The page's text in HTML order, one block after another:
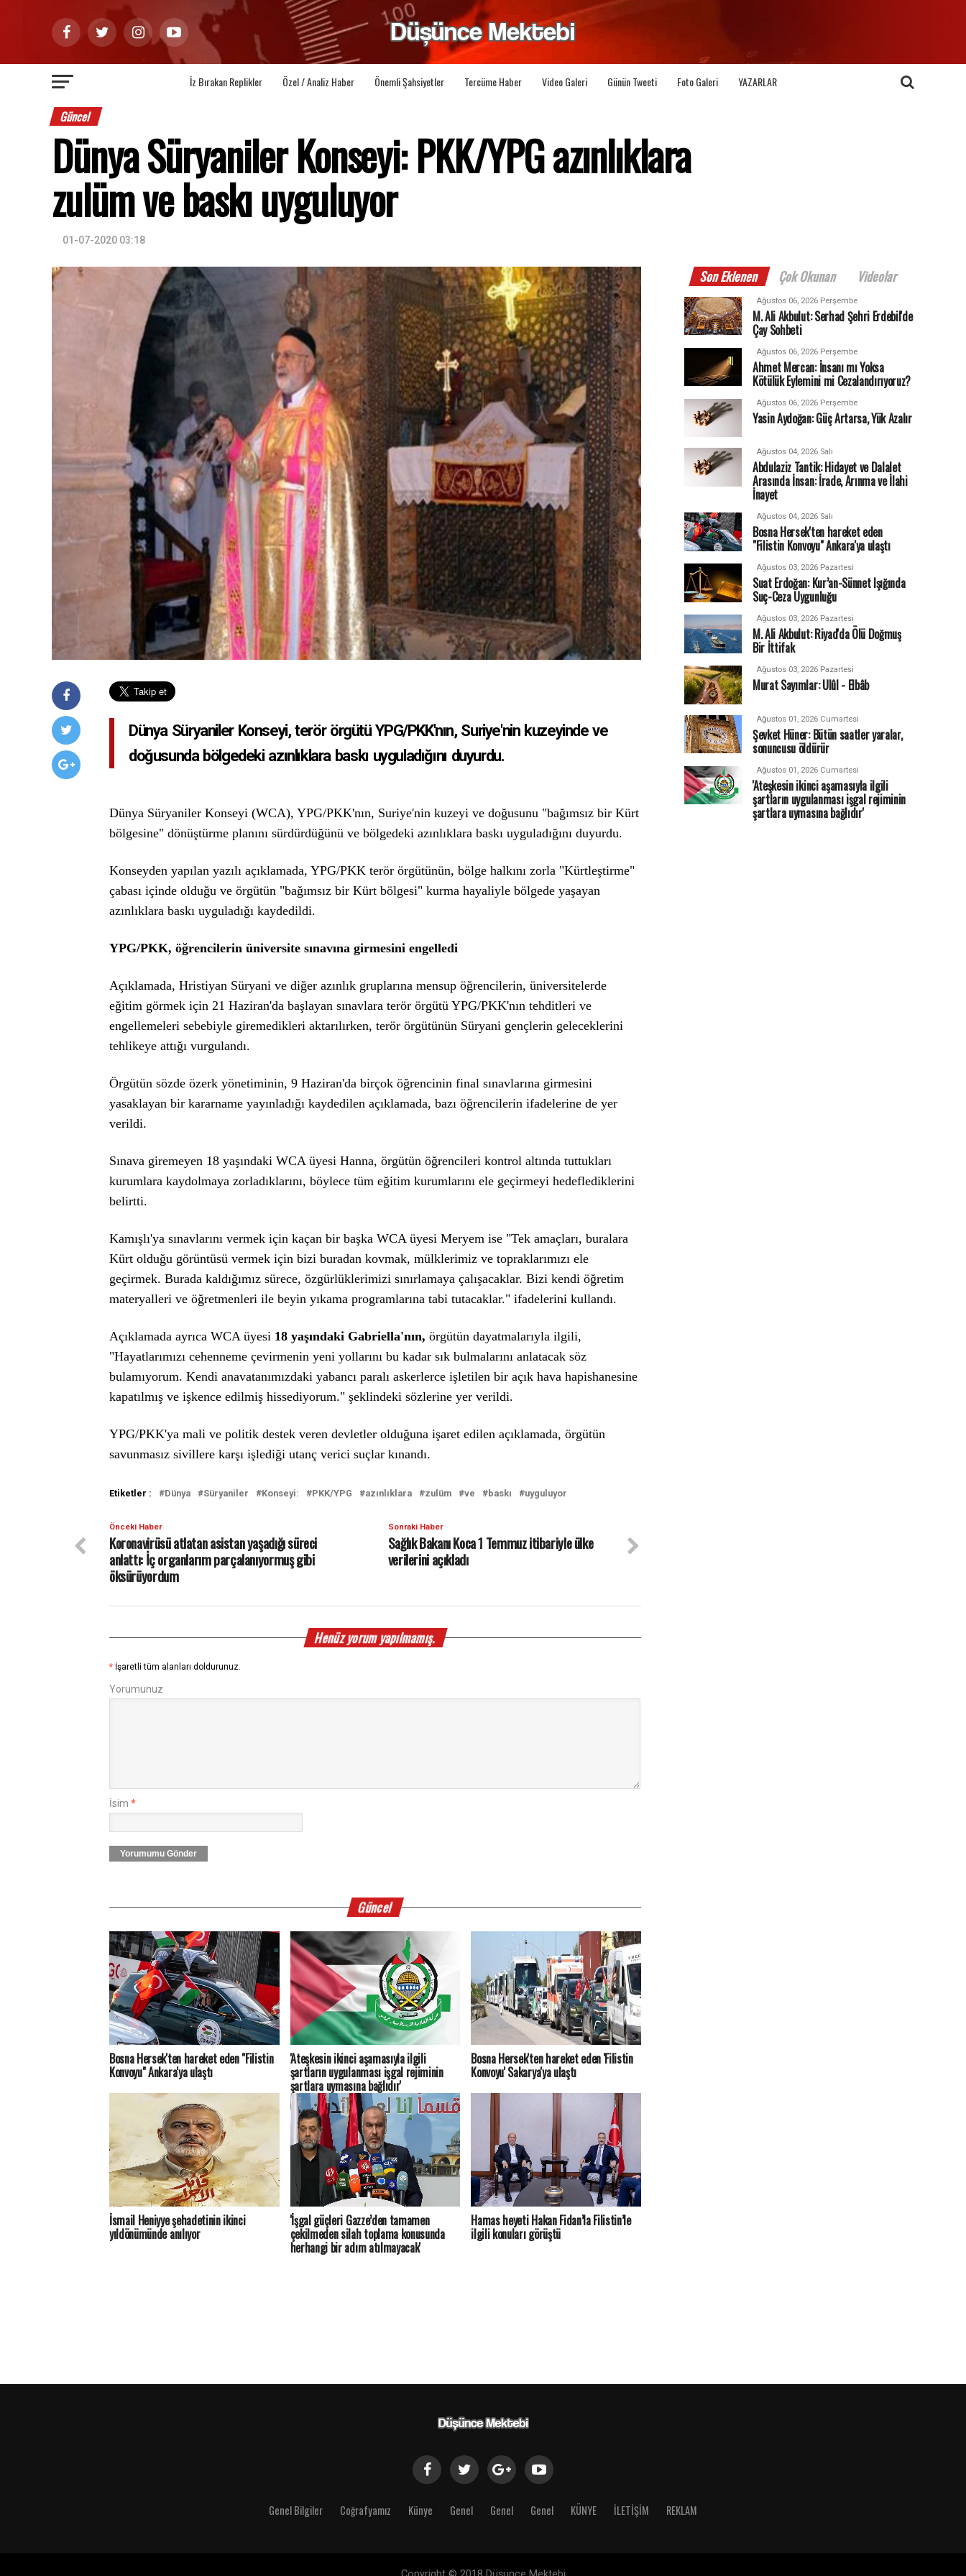
İz Bırakan Replikler Özel / Analiz Haber Önemli Şahsiyetler Tercüme Haber Video Galeri Günün Tweeti Foto Galeri YAZARLAR
Güncel
Dünya Süryaniler Konseyi: PKK/YPG azınlıklara
zulüm ve baskı uyguluyor
01-07-2020 03:18
Dünya Süryaniler Konseyi, terör örgütü YPG/PKK'nın, Suriye'nin kuzeyinde ve
doğusunda bölgedeki azınlıklara baskı uyguladığını duyurdu.
Dünya Süryaniler Konseyi (WCA), YPG/PKK'nın, Suriye'nin kuzeyi ve doğusunu "bağımsız bir Kürt
bölgesine" dönüştürme planını sürdürdüğünü ve bölgedeki azınlıklara baskı uyguladığını duyurdu.
Konseyden yapılan yazılı açıklamada, YPG/PKK terör örgütünün, bölge halkını zorla "Kürtleştirme"
çabası içinde olduğu ve örgütün "bağımsız bir Kürt bölgesi" kurma hayaliyle bölgede yaşayan
azınlıklara baskı uyguladığı kaydedildi.
YPG/PKK, öğrencilerin üniversite sınavına girmesini engelledi
Açıklamada, Hristiyan Süryani ve diğer azınlık gruplarına mensup öğrencilerin, üniversitelerde
eğitim görmek için 21 Haziran'da başlayan sınavlara terör örgütü YPG/PKK'nın tehditleri ve
engellemeleri sebebiyle giremedikleri aktarılırken, terör örgütünün Süryani gençlerin geleceklerini
tehlikeye attığı vurgulandı.
Örgütün sözde özerk yönetiminin, 9 Haziran'da birçok öğrencinin final sınavlarına girmesini
yasaklayan bir kararname yayınladığı kaydedilen açıklamada, bazı öğrencilerin ifadelerine de yer
verildi.
Sınava giremeyen 18 yaşındaki WCA üyesi Hanna, örgütün öğrencileri kontrol altında tuttukları
kurumlara kaydolmaya zorladıklarını, böylece tüm eğitim kurumlarını ele geçirmeyi hedeflediklerini
belirtti.
Kamışlı'ya sınavlarını vermek için kaçan bir başka WCA üyesi Meryem ise "Tek amaçları, buralara
Kürt olduğu görüntüsü vermek için bizi buradan kovmak, mülklerimiz ve topraklarımızı ele
geçirmek. Burada kaldığımız sürece, özgürlüklerimizi sınırlamaya çalışacaklar. Bizi kendi öğretim
materyalleri ve öğretmenleri ile beyin yıkama programlarına tabi tutacaklar." ifadelerini kullandı.
Açıklamada ayrıca WCA üyesi 18 yaşındaki Gabriella'nın, örgütün dayatmalarıyla ilgili,
"Hayatlarımızı cehenneme çevirmenin yeni yollarını bu kadar sık bulmalarını anlatacak söz
bulamıyorum. Kendi anavatanımızdaki yabancı paralı askerlerce işletilen bir açık hava hapishanesine
kapatılmış ve işkence edilmiş hissediyorum." şeklindeki sözlerine yer verildi.
YPG/PKK'ya mali ve politik destek veren devletler olduğuna işaret edilen açıklamada, örgütün
savunmasız sivillere karşı işlediği utanç verici suçlar kınandı.
Etiketler : Dünya Süryaniler Konseyi: PKK/YPG azınlıklara zulüm ve baskı uyguluyor
Önceki Haber
Koronavirüsü atlatan asistan yaşadığı süreci
anlattı: İç organlarım parçalanıyormuş gibi
öksürüyordum
Sonraki Haber
Sağlık Bakanı Koca 1 Temmuz itibariyle ülke
verilerini açıkladı
Henüz yorum yapılmamış.
* İşaretli tüm alanları doldurunuz.
Yorumunuz
İsim *
Yorumumu Gönder
Güncel
Bosna Hersek'ten hareket eden "Filistin
Konvoyu" Ankara'ya ulaştı
'Ateşkesin ikinci aşamasıyla ilgili
şartların uygulanması işgal rejiminin
şartlara uymasına bağlıdır'
Bosna Hersek'ten hareket eden 'Filistin
Konvoyu' Sakarya'ya ulaştı
İsmail Heniyye şehadetinin ikinci
yıldönümünde anılıyor
'İşgal güçleri Gazze’den tamamen
çekilmeden silah toplama konusunda
herhangi bir adım atılmayacak'
Hamas heyeti Hakan Fidan’la Filistin’le
ilgili konuları görüştü
Son Eklenen Çok Okunan Videolar
Ağustos 06, 2026 Perşembe
M. Ali Akbulut: Serhad Şehri Erdebil'de
Çay Sohbeti
Ağustos 06, 2026 Perşembe
Ahmet Mercan: İnsanı mı Yoksa
Kötülük Eylemini mi Cezalandırıyoruz?
Ağustos 06, 2026 Perşembe
Yasin Aydoğan: Güç Artarsa, Yük Azalır
Ağustos 04, 2026 Salı
Abdulaziz Tantik: Hidayet ve Dalalet
Arasında İnsan: İrade, Arınma ve İlahi
İnayet
Ağustos 04, 2026 Salı
Bosna Hersek'ten hareket eden
"Filistin Konvoyu" Ankara'ya ulaştı
Ağustos 03, 2026 Pazartesi
Suat Erdoğan: Kur’an-Sünnet Işığında
Suç-Ceza Uygunluğu
Ağustos 03, 2026 Pazartesi
M. Ali Akbulut: Riyad'da Ölü Doğmuş
Bir İttifak
Ağustos 03, 2026 Pazartesi
Murat Sayımlar: Ulûl - Elbâb
Ağustos 01, 2026 Cumartesi
Şevket Hüner: Bütün saatler yaralar,
sonuncusu öldürür
Ağustos 01, 2026 Cumartesi
'Ateşkesin ikinci aşamasıyla ilgili
şartların uygulanması işgal rejiminin
şartlara uymasına bağlıdır'
Genel Bilgiler Coğrafyamız Künye Genel Genel Genel KÜNYE İLETİŞİM REKLAM